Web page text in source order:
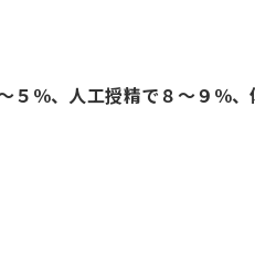
５％、人工授精で８～９％